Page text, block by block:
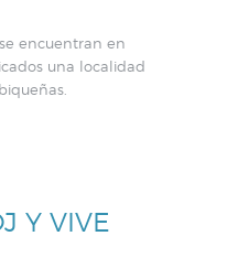
encuentran en
una localidad
Y VIVE